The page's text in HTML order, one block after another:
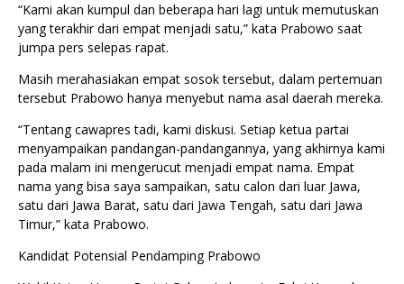
“Kami akan kumpul dan beberapa hari lagi untuk memutuskan
yang terakhir dari empat menjadi satu,” kata Prabowo saat
jumpa pers selepas rapat.
Masih merahasiakan empat sosok tersebut, dalam pertemuan
tersebut Prabowo hanya menyebut nama asal daerah mereka.
“Tentang cawapres tadi, kami diskusi. Setiap ketua partai
menyampaikan pandangan-pandangannya, yang akhirnya kami
pada malam ini mengerucut menjadi empat nama. Empat
nama yang bisa saya sampaikan, satu calon dari luar Jawa,
satu dari Jawa Barat, satu dari Jawa Tengah, satu dari Jawa
Timur,” kata Prabowo.
Kandidat Potensial Pendamping Prabowo